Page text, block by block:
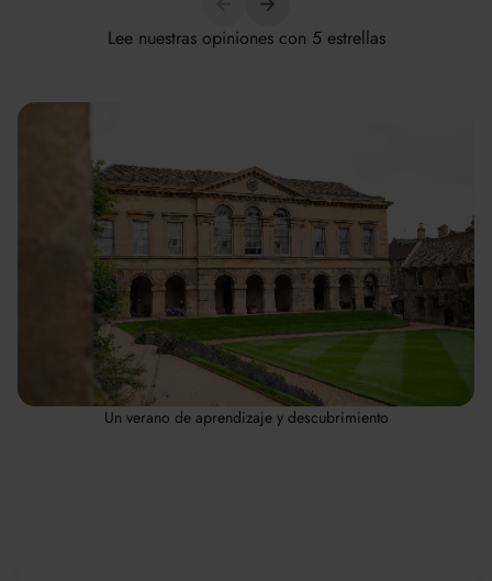
Lee nuestras opiniones con 5 estrellas
Un verano de aprendizaje y descubrimiento